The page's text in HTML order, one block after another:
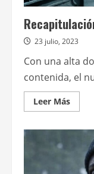
23 julio, 2023
Con una alta
contenida, el
Leer MásLeer
más